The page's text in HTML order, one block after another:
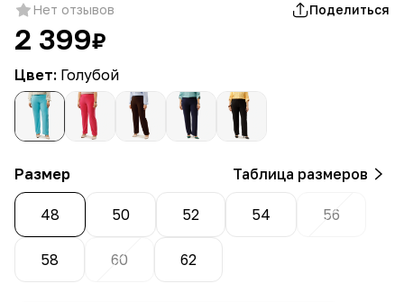
Нет отзывов
Поделиться
2 399₽
Цвет: Голубой
Размер Таблица размеров
48 50 52 54 56
58 60 62